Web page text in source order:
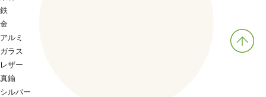
鉄
金
アルミ
ガラス
レザー
真鍮
シルバー